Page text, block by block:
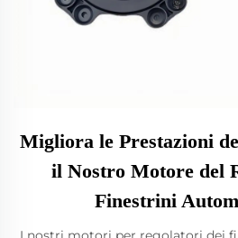
Migliora le Prestazioni
il Nostro Motore del
Finestrini